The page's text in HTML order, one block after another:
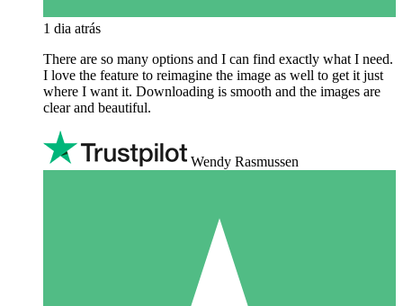
1 dia atrás
There are so many options and I can find exactly what I need.
I love the feature to reimagine the image as well to get it just
where I want it. Downloading is smooth and the images are
clear and beautiful.
Wendy Rasmussen